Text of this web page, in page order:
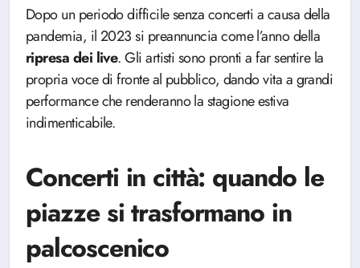
Dopo un periodo difficile senza concerti a causa della
pandemia, il 2023 si preannuncia come l’anno della
ripresa dei live. Gli artisti sono pronti a far sentire la
propria voce di fronte al pubblico, dando vita a grandi
performance che renderanno la stagione estiva
indimenticabile.
Concerti in città: quando le
piazze si trasformano in
palcoscenico